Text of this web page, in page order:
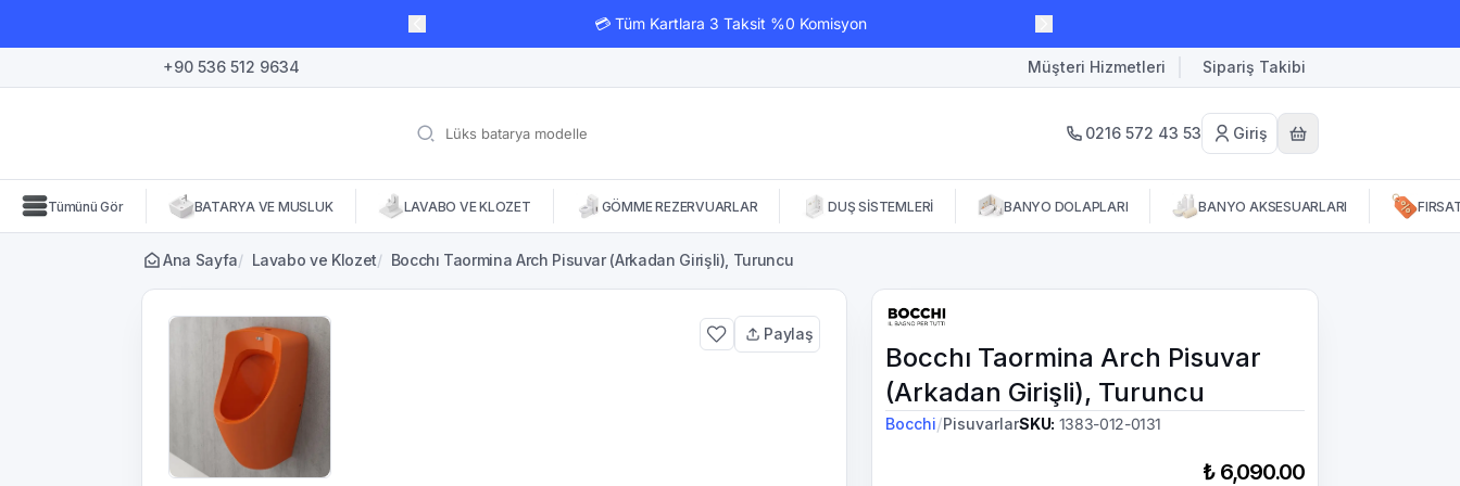
💳 Tüm Kartlara 3 Taksit %0 Komisyon
+90 536 512 9634 Müşteri Hizmetleri Sipariş Takibi
0216 572 43 53 Giriş
Tümünü Gör BATARYA VE MUSLUK LAVABO VE KLOZET GÖMME REZERVUARLAR DUŞ SİSTEMLERİ BANYO DOLAPLARI BANYO AKSESUARLARI
Ana Sayfa/ Lavabo ve Klozet/ Bocchı Taormina Arch Pisuvar (Arkadan Girişli), Turuncu
Paylaş
Bocchı Taormina Arch Pisuvar
(Arkadan Girişli), Turuncu
Bocchi/PisuvarlarSKU: 1383-012-0131
₺ 6,090.00